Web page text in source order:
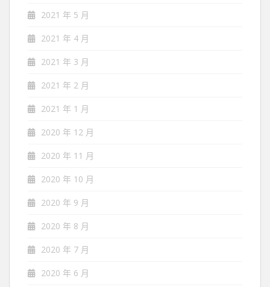
2021 年 5 月
2021 年 4 月
2021 年 3 月
2021 年 2 月
2021 年 1 月
2020 年 12 月
2020 年 11 月
2020 年 10 月
2020 年 9 月
2020 年 8 月
2020 年 7 月
2020 年 6 月